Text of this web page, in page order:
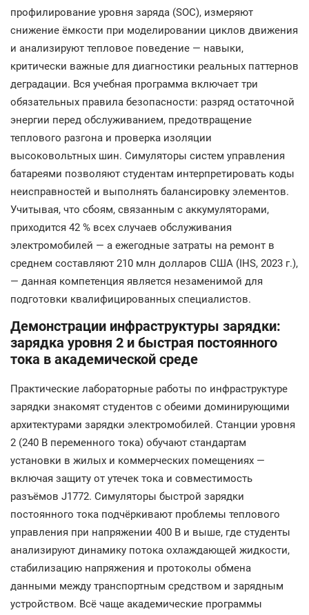
профилирование уровня заряда (SOC), измеряют
снижение ёмкости при моделировании циклов движения
и анализируют тепловое поведение — навыки,
критически важные для диагностики реальных паттернов
деградации. Вся учебная программа включает три
обязательных правила безопасности: разряд остаточной
энергии перед обслуживанием, предотвращение
теплового разгона и проверка изоляции
высоковольтных шин. Симуляторы систем управления
батареями позволяют студентам интерпретировать коды
неисправностей и выполнять балансировку элементов.
Учитывая, что сбоям, связанным с аккумуляторами,
приходится 42 % всех случаев обслуживания
электромобилей — а ежегодные затраты на ремонт в
среднем составляют 210 млн долларов США (IHS, 2023 г.),
— данная компетенция является незаменимой для
подготовки квалифицированных специалистов.
Демонстрации инфраструктуры зарядки:
зарядка уровня 2 и быстрая постоянного
тока в академической среде
Практические лабораторные работы по инфраструктуре
зарядки знакомят студентов с обеими доминирующими
архитектурами зарядки электромобилей. Станции уровня
2 (240 В переменного тока) обучают стандартам
установки в жилых и коммерческих помещениях —
включая защиту от утечек тока и совместимость
разъёмов J1772. Симуляторы быстрой зарядки
постоянного тока подчёркивают проблемы теплового
управления при напряжении 400 В и выше, где студенты
анализируют динамику потока охлаждающей жидкости,
стабилизацию напряжения и протоколы обмена
данными между транспортным средством и зарядным
устройством. Всё чаще академические программы